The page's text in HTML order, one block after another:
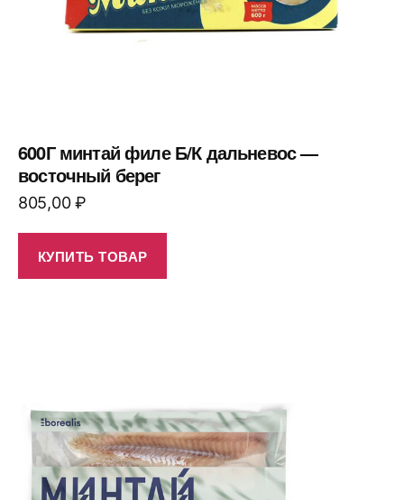
600Г минтай филе Б/К дальневос —
восточный берег
805,00₽
КУПИТЬ ТОВАР